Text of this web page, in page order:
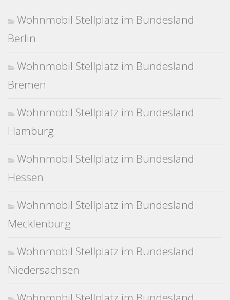
Wohnmobil Stellplatz im Bundesland
Berlin
Wohnmobil Stellplatz im Bundesland
Bremen
Wohnmobil Stellplatz im Bundesland
Hamburg
Wohnmobil Stellplatz im Bundesland
Hessen
Wohnmobil Stellplatz im Bundesland
Mecklenburg
Wohnmobil Stellplatz im Bundesland
Niedersachsen